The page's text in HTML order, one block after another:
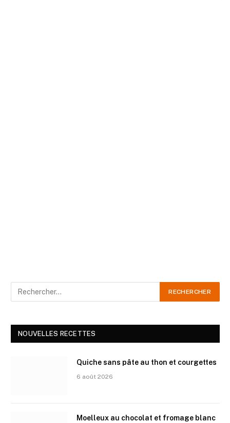
NOUVELLES RECETTES
Quiche sans pâte au thon et courgettes
6 août 2026
Moelleux au chocolat et fromage blanc